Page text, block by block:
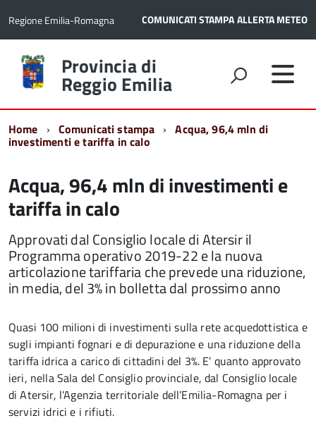
Regione Emilia-Romagna COMUNICATI STAMPAALLERTA METEO
Torna
alla
home
Provincia di
Reggio Emilia
Home Comunicati stampa Acqua, 96,4 mln di
investimenti e tariffa in calo
Acqua, 96,4 mln di investimenti e
tariffa in calo
Approvati dal Consiglio locale di Atersir il
Programma operativo 2019-22 e la nuova
articolazione tariffaria che prevede una riduzione,
in media, del 3% in bolletta dal prossimo anno
Quasi 100 milioni di investimenti sulla rete acquedottistica e
sugli impianti fognari e di depurazione e una riduzione della
tariffa idrica a carico di cittadini del 3%. E’ quanto approvato
ieri, nella Sala del Consiglio provinciale, dal Consiglio locale
di Atersir, l’Agenzia territoriale dell’Emilia-Romagna per i
servizi idrici e i rifiuti.